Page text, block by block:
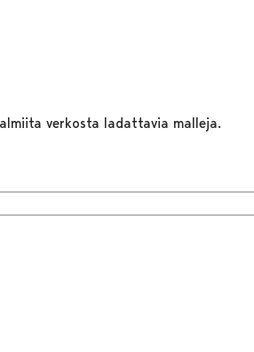
verkosta ladattavia malleja.